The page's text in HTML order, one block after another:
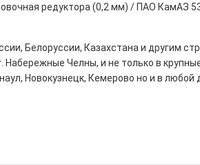
редуктора (0,2 мм) / ПАО КамАЗ
Белоруссии, Казахстана и другим
Челны, и не только в
Новокузнецк, Кемерово но и в